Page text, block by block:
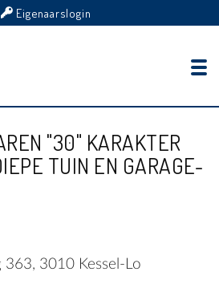
Eigenaarslogin
"30" KARAKTER
TUIN EN GARAGE-
363, 3010 Kessel-Lo